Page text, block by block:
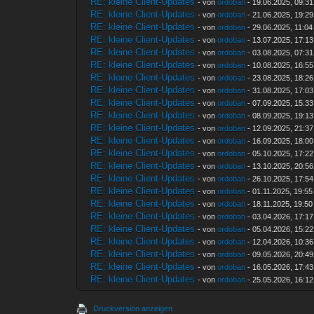
- vonordoban - 19.06.2025, 09:31
RE: kleine Client-Updates - vonordoban - 21.06.2025, 19:29
RE: kleine Client-Updates - vonordoban - 29.06.2025, 11:04
RE: kleine Client-Updates - vonordoban - 13.07.2025, 17:13
RE: kleine Client-Updates - vonordoban - 03.08.2025, 07:31
RE: kleine Client-Updates - vonordoban - 10.08.2025, 16:55
RE: kleine Client-Updates - vonordoban - 23.08.2025, 18:26
RE: kleine Client-Updates - vonordoban - 31.08.2025, 17:03
RE: kleine Client-Updates - vonordoban - 07.09.2025, 15:33
RE: kleine Client-Updates - vonordoban - 08.09.2025, 19:13
RE: kleine Client-Updates - vonordoban - 12.09.2025, 21:37
RE: kleine Client-Updates - vonordoban - 16.09.2025, 18:00
RE: kleine Client-Updates - vonordoban - 05.10.2025, 17:22
RE: kleine Client-Updates - vonordoban - 13.10.2025, 20:56
RE: kleine Client-Updates - vonordoban - 26.10.2025, 17:54
RE: kleine Client-Updates - vonordoban - 01.11.2025, 19:55
RE: kleine Client-Updates - vonordoban - 18.11.2025, 19:50
RE: kleine Client-Updates - vonordoban - 03.04.2026, 17:17
RE: kleine Client-Updates - vonordoban - 05.04.2026, 15:22
RE: kleine Client-Updates - vonordoban - 12.04.2026, 10:36
RE: kleine Client-Updates - vonordoban - 09.05.2026, 20:49
RE: kleine Client-Updates - vonordoban - 16.05.2026, 17:43
RE: kleine Client-Updates - vonordoban - 25.05.2026, 16:12
Druckversion anzeigen